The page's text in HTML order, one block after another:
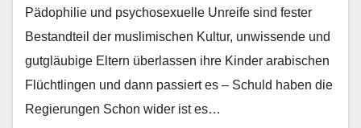
Pädophilie und psychosexuelle Unreife sind fester
Bestandteil der muslimischen Kultur, unwissende und
gutgläubige Eltern überlassen ihre Kinder arabischen
Flüchtlingen und dann passiert es – Schuld haben die
Regierungen Schon wider ist es…